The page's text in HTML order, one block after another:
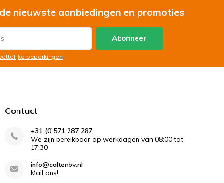
nieuwste aanbiedingen en promoties
Abonneer
beperkingen
Contact
+31 (0)571 287 287
We zijn bereikbaar op werkdagen van 08:00 tot
17:30
info@aaltenbv.nl
Mail ons!